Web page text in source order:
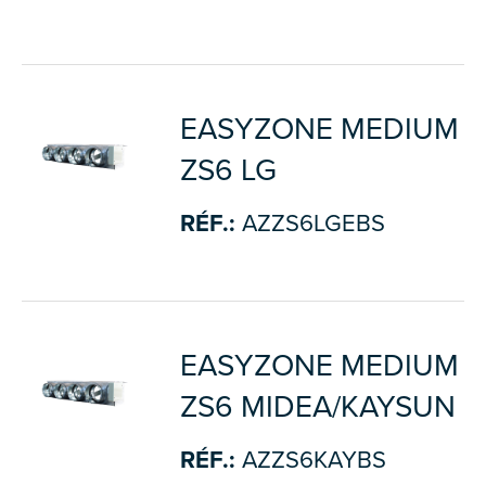
EASYZONE MEDIUM
ZS6 LG
RÉF.: AZZS6LGEBS
EASYZONE MEDIUM
ZS6 MIDEA/KAYSUN
RÉF.: AZZS6KAYBS